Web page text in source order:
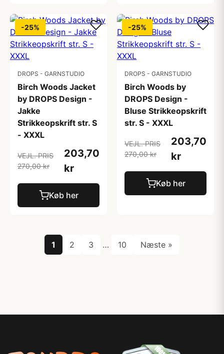
-25%
DROPS - GARNSTUDIO
Birch Woods Jacket
by DROPS Design -
Jakke
Strikkeopskrift str. S
- XXXL
VEJL. PRIS
270,00 kr
203,70
kr
Køb her
-25%
DROPS - GARNSTUDIO
Birch Woods by
DROPS Design -
Bluse Strikkeopskrift
str. S - XXXL
VEJL. PRIS
270,00 kr
203,70
kr
Køb her
1 2 3 … 10 Næste »